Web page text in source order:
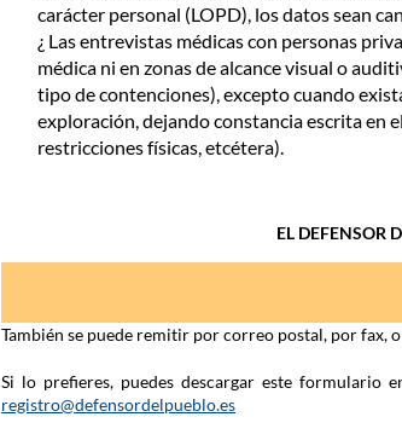
carácter personal (LOPD), los datos sean
¿ Las entrevistas médicas con personas
médica ni en zonas de alcance visual o
tipo de contenciones), excepto cuando
exploración, dejando constancia escrita en
restricciones físicas, etcétera).
EL DEFENSOR
También se puede remitir por correo postal, por fax,
Si lo prefieres, puedes descargar este formulario
registro@defensordelpueblo.es